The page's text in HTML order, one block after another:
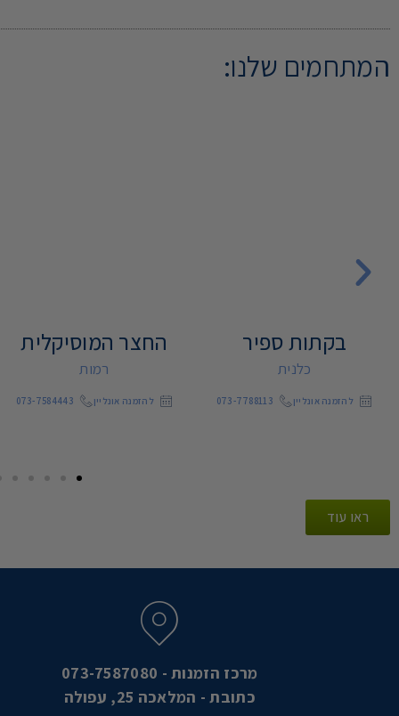
המתחמים שלנו:
בקתות ספיר
כלנית
להזמנה אונליין 073-7788113
החצר המוסיקלית
רמות
להזמנה אונליין 073-7584443
ראו עוד
מרכז הזמנות - 073-7587080
כתובת - המלאכה 25, עפולה